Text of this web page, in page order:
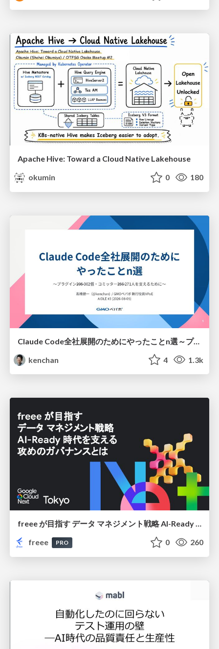
Apache Hive: Toward a Cloud Native Lakehouse
okumin
0 180
Claude Code全社展開のためにやったことn選～プラグイン302個・コミッター271人を支えるために～
kenchan
4 1.3k
freee が目指す データ マネジメント戦略 AI-Ready 時代を支える 攻めのガバナンスとは
freee
PRO 0 260